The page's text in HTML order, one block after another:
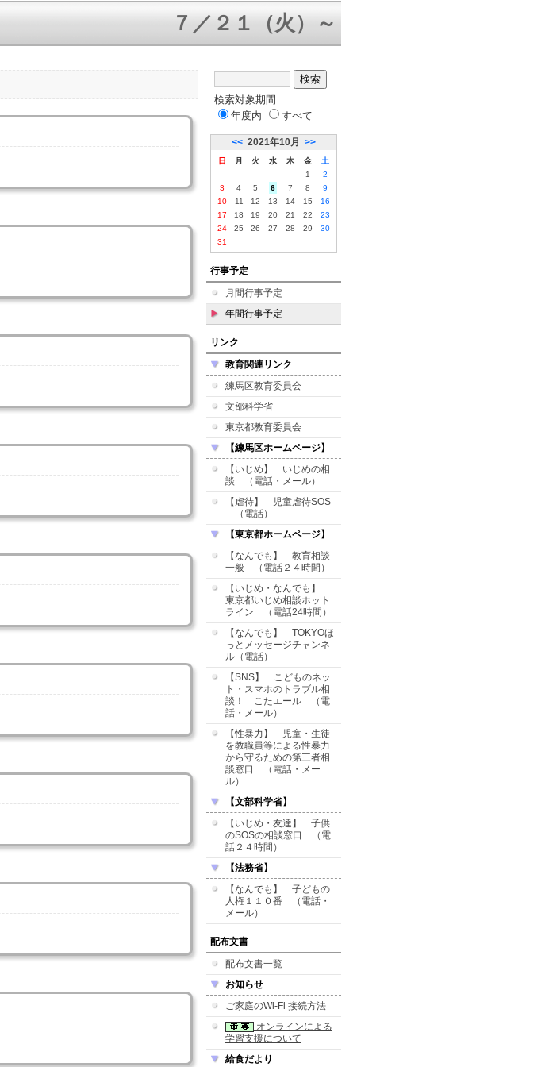
７／２１（火）～３１（金）三者面
検索対象期間
年度内
すべて
<< 2021年10月 >>
日 月 火 水 木 金
土
1
2
3
4 5 6 7 8
9
10
11 12 13 14 15
16
17
18 19 20 21 22
23
24
25 26 27 28 29
30
31
行事予定
月間行事予定
年間行事予定
リンク
教育関連リンク
練馬区教育委員会
文部科学省
東京都教育委員会
【練馬区ホームページ】
【いじめ】 いじめの相
談 （電話・メール）
【虐待】 児童虐待SOS
（電話）
【東京都ホームページ】
【なんでも】 教育相談
一般 （電話２４時間）
【いじめ・なんでも】
東京都いじめ相談ホット
ライン （電話24時間）
【なんでも】 TOKYOほ
っとメッセージチャンネ
ル（電話）
【SNS】 こどものネッ
ト・スマホのトラブル相
談！ こたエール （電
話・メール）
【性暴力】 児童・生徒
を教職員等による性暴力
から守るための第三者相
談窓口 （電話・メー
ル）
【文部科学省】
【いじめ・友達】 子供
のSOSの相談窓口 （電
話２４時間）
【法務省】
【なんでも】 子どもの
人権１１０番 （電話・
メール）
配布文書
配布文書一覧
お知らせ
ご家庭のWi-Fi 接続方法
オンラインによる
学習支援について
給食だより